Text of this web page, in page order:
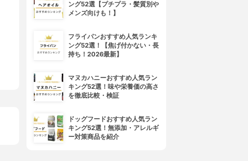
ング52選【プチプラ・髪質別や
メンズ向けも！】
フライパンおすすめ人気ランキ
ング52選！【焦げ付かない・長
持ち！2026最新】
マヌカハニーおすすめ人気ラン
キング52選！味や栄養価の高さ
を徹底比較・検証
ドッグフードおすすめ人気ラン
キング52選！無添加・アレルギ
ー対策商品を紹介